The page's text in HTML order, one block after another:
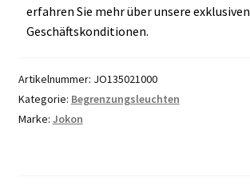
erfahren Sie mehr über unsere exklusiven
Geschäftskonditionen.
Artikelnummer: JO135021000
Kategorie: Begrenzungsleuchten
Marke: Jokon